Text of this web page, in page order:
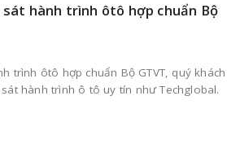
hành trình ôtô hợp chuẩn Bộ
trình ôtô hợp chuẩn Bộ GTVT, quý
hành trình ô tô uy tín như Techglobal.